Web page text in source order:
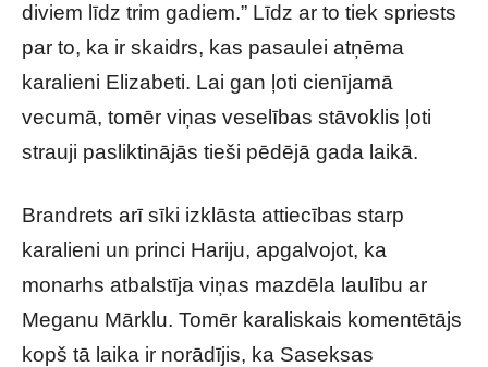
diviem līdz trim gadiem.” Līdz ar to tiek spriests
par to, ka ir skaidrs, kas pasaulei atņēma
karalieni Elizabeti. Lai gan ļoti cienījamā
vecumā, tomēr viņas veselības stāvoklis ļoti
strauji pasliktinājās tieši pēdējā gada laikā.
Brandrets arī sīki izklāsta attiecības starp
karalieni un princi Hariju, apgalvojot, ka
monarhs atbalstīja viņas mazdēla laulību ar
Meganu Mārklu. Tomēr karaliskais komentētājs
kopš tā laika ir norādījis, ka Saseksas